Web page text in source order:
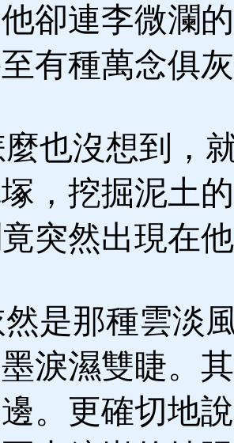
卻連李微瀾
有種萬念俱
也沒想到，
，挖掘泥土
突然出現在
是那種雲淡
淚濕雙睫。
。更確切地